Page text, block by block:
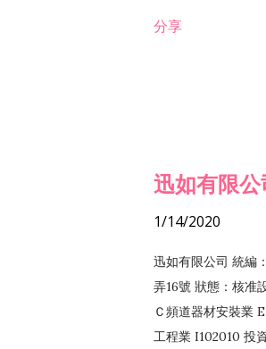
分享
迅如有限公
1/14/2020
迅如有限公司 統編
弄16號 狀態：核准
Ｃ頻道器材安裝業
工程業 I102010 投